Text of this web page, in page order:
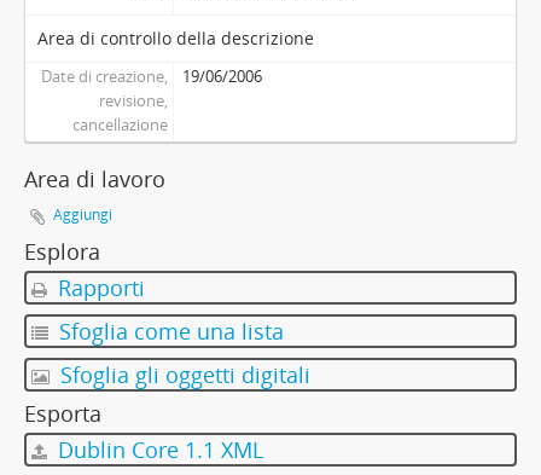
Area di controllo della descrizione
Date di creazione,
revisione,
cancellazione
19/06/2006
Area di lavoro
Aggiungi
Esplora
Rapporti
Sfoglia come una lista
Sfoglia gli oggetti digitali
Esporta
Dublin Core 1.1 XML